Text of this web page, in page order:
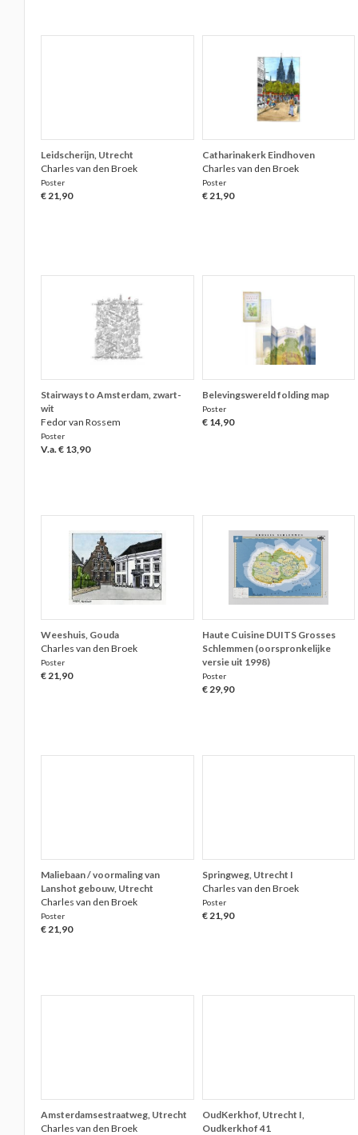
Leidscherijn, Utrecht
Charles van den Broek
Poster
€ 21,90
Catharinakerk Eindhoven
Charles van den Broek
Poster
€ 21,90
Stairways to Amsterdam, zwart-
wit
Fedor van Rossem
Poster
V.a. € 13,90
Belevingswereld folding map
Poster
€ 14,90
Weeshuis, Gouda
Charles van den Broek
Poster
€ 21,90
Haute Cuisine DUITS Grosses
Schlemmen (oorspronkelijke
versie uit 1998)
Poster
€ 29,90
Maliebaan / voormaling van
Lanshot gebouw, Utrecht
Charles van den Broek
Poster
€ 21,90
Springweg, Utrecht I
Charles van den Broek
Poster
€ 21,90
Amsterdamsestraatweg, Utrecht
Charles van den Broek
OudKerkhof, Utrecht I,
Oudkerkhof 41